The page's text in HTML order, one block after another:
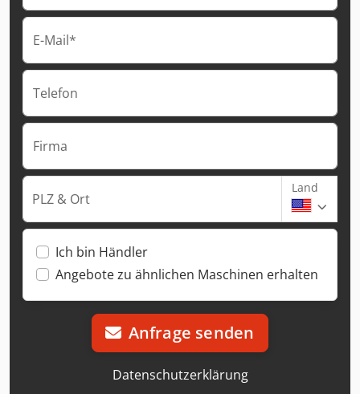
E-Mail*
Telefon
Firma
PLZ & Ort
Land
Ich bin Händler
Angebote zu ähnlichen Maschinen erhalten
Anfrage senden
Datenschutzerklärung